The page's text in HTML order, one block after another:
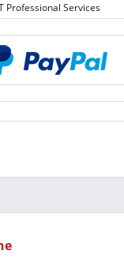
Professional Services